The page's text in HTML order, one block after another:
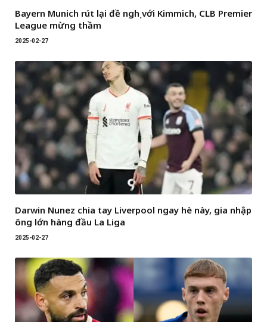
Bayern Munich rút lại đề nghị với Kimmich, CLB Premier
League mừng thầm
2025-02-27
Darwin Nunez chia tay Liverpool ngay hè này, gia nhập
ông lớn hàng đầu La Liga
2025-02-27